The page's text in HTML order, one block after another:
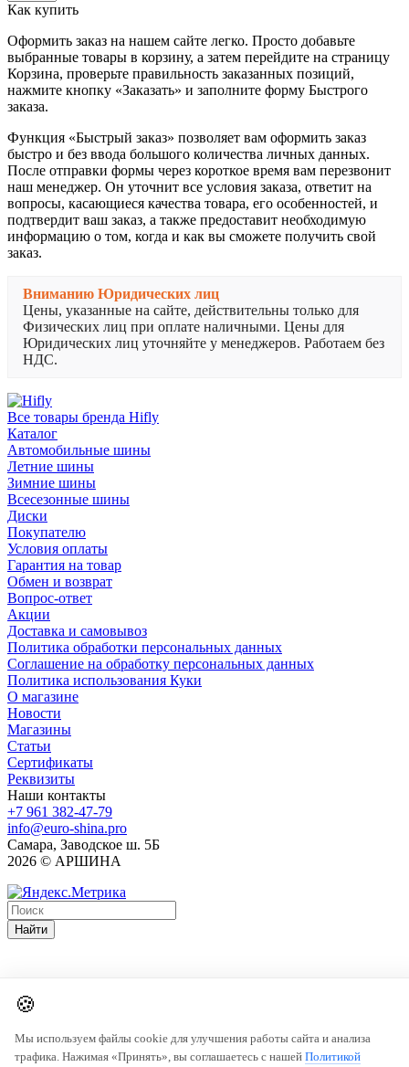
Как купить
Оформить заказ на нашем сайте легко. Просто добавьте
выбранные товары в корзину, а затем перейдите на страницу
Корзина, проверьте правильность заказанных позиций,
нажмите кнопку «Заказать» и заполните форму Быстрого
заказа.
Функция «Быстрый заказ» позволяет вам оформить заказ
быстро и без ввода большого количества личных данных.
После отправки формы через короткое время вам перезвонит
наш менеджер. Он уточнит все условия заказа, ответит на
вопросы, касающиеся качества товара, его особенностей, и
подтвердит ваш заказ, а также предоставит необходимую
информацию о том, когда и как вы сможете получить свой
заказ.
Вниманию Юридических лиц
Цены, указанные на сайте, действительны только для
Физических лиц при оплате наличными. Цены для
Юридических лиц уточняйте у менеджеров. Работаем без
НДС.
Все товары бренда Hifly
Каталог
Автомобильные шины
Летние шины
Зимние шины
Всесезонные шины
Диски
Покупателю
Условия оплаты
Гарантия на товар
Обмен и возврат
Вопрос-ответ
Акции
Доставка и самовывоз
Политика обработки персональных данных
Соглашение на обработку персональных данных
Политика использования Куки
О магазине
Новости
Магазины
Статьи
Сертификаты
Реквизиты
Наши контакты
+7 961 382-47-79
info@euro-shina.pro
Самара, Заводское ш. 5Б
2026 © АРШИНА
Найти
🍪
Мы используем файлы cookie для улучшения работы сайта и анализа
трафика. Нажимая «Принять», вы соглашаетесь с нашей Политикой